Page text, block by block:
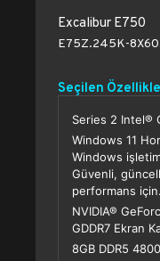
Excalibur E750
E75Z.245K-
Seçilen
Series 2 Intel®
Windows 11
Windows
Güvenli,
performans
NVIDIA®
GDDR7 Ekran
8GB DDR5